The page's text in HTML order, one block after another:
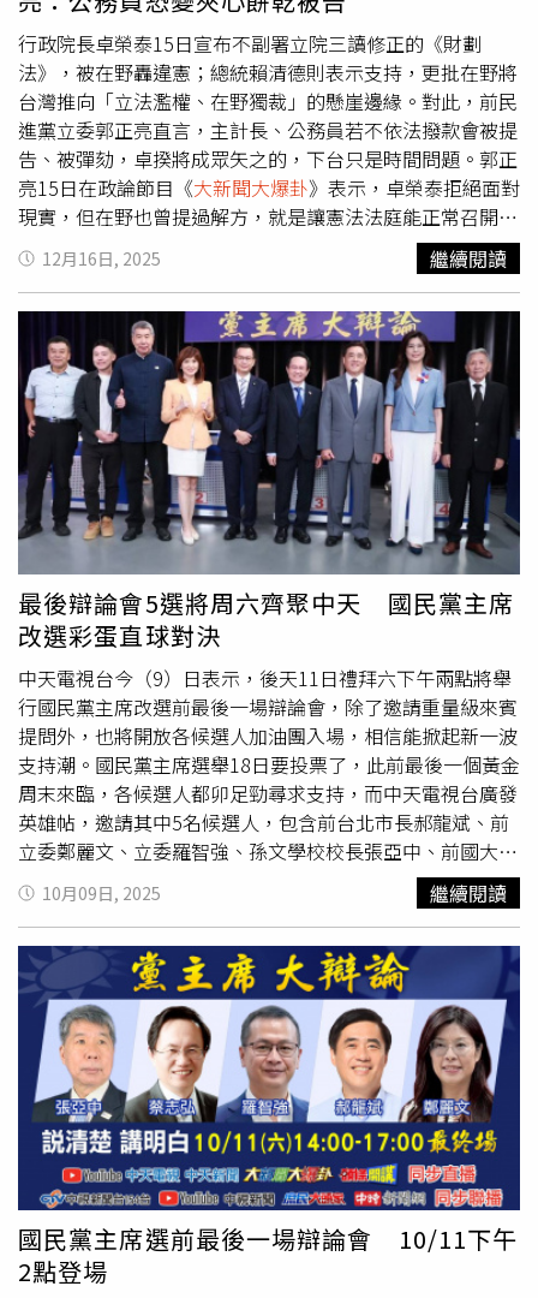
相信也是民進黨忽然亂了套。因為很多民進黨的人評估，他
們認為吳宗憲不會勝出，覺得可能是張勝德，因為張勝德在
地方上比較久，有些事情，綠營有準備資料，忽然間吳宗憲
出來，吳宗憲這人就沒什麼好攻擊的。葉元之表示，接下來
如果張勝德願意用陸戰，搭配吳宗憲的空戰，再跟陳琬惠整
合成功，「我覺得機會蠻高的！」
行政院長卓榮泰15日宣布不副署立院三讀修正的《財劃
法》，被在野轟違憲；總統賴清德則表示支持，更批在野將
台灣推向「立法濫權、在野獨裁」的懸崖邊緣。對此，前民
進黨立委郭正亮直言，主計長、公務員若不依法撥款會被提
告、被彈劾，卓揆將成眾矢之的，下台只是時間問題。郭正
亮15日在政論節目《大新聞大爆卦》表示，卓榮泰拒絕面對
現實，但在野也曾提過解方，就是讓憲法法庭能正常召開，
由政黨提名、依政黨比例補足法官人數，大家就願意協商，
但民進黨不願意。他認為，賴清德就是讓一切都回到原點，
這樣賭國民黨也不會被激將提倒閣，「國民黨有這麼笨嗎？
藍白現在加起來就贏了，即便改選贏了又怎樣？就是原
狀。」郭正亮指出，若財劃法不副署，質疑難道錢直接用，
「我就不相信主計長敢把錢給你！」比方說5000億已經被
財劃法修法拿走，不相信公務員敢把那5000億給出去，給
了立委可提告。郭正亮直言，「你以為立委員是吃素的？你
立刻被告瀆職、違法。監察院也可以提告，你會被彈劾！」
郭正亮表示，如果真的要這樣槓，也須想一下後面會碰到什
麼事。「賴清德是絕無可能陪你一起選！」他也點出後續的
連鎖效應，包括軍警加薪若不執行，薪資與給付是否照發都
會引發法律爭議，「現在（政府）等於是害公務員變夾心餅
乾」。主持人馬千惠提到，卓榮泰很硬，還PO出黑白照
片。郭正亮則直呼，卓榮泰硬也沒有用，「他那個黑白照
片，就是預告要下台」，總統已經公告的東西，不副署就是
違憲，你沒有這個權力，這事情搞到最後就是眾矢之的，藍
白沒那麼笨提倒閣。
12月16日, 2025 繼續閱讀
最後辯論會5選將周六齊聚中天 國民黨主席
改選彩蛋直球對決
中天電視台今（9）日表示，後天11日禮拜六下午兩點將舉
行國民黨主席改選前最後一場辯論會，除了邀請重量級來賓
提問外，也將開放各候選人加油團入場，相信能掀起新一波
支持潮。國民黨主席選舉18日要投票了，此前最後一個黃金
周末來臨，各候選人都卯足勁尋求支持，而中天電視台廣發
英雄帖，邀請其中5名候選人，包含前台北市長郝龍斌、前
立委鄭麗文、立委羅智強、孫文學校校長張亞中、前國大代
表蔡志弘同框辯論，11日禮拜六下午二點就在北市內湖中天
攝影棚舉行。辯論會提問者、前立委蔡正元（圖）要大家拭
市立第一女中教師區桂芝、兩岸權威學者趙春山擔任「彩蛋
VCR」提問者，其中區桂芝的提問影片非常犀利，連三問要
直球對決，不容參選人打模糊仗。此外，現場也會邀請三位
提問人，分別是前立委蔡正元、前我方駐紐西蘭大使介文
汲，還有前台北縣長周錫瑋，其中蔡正元面對記者追問，堅
持不透露半點提問消息，只要大家11日拭目以待。主辦單位
強調，這場辯論播出平台包括有中天新聞24小時直播，
YouTube中天新聞、大新聞大爆卦、頭條開講直播「三
開」。此外，中視新聞154台，以及YouTube中視新聞、庶
民大頭家、和中時新聞網YouTube都同步聯播，歡迎關心台
灣前途的好朋友一同參與。
10月09日, 2025 繼續閱讀
國民黨主席選前最後一場辯論會 10/11下午
2點登場